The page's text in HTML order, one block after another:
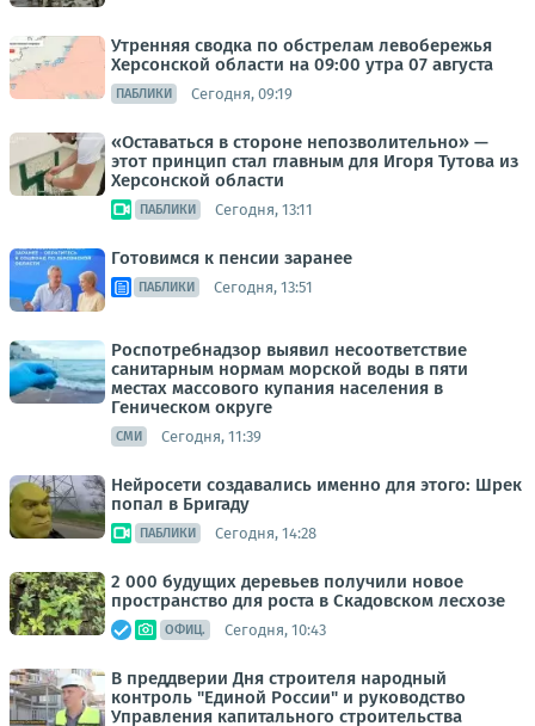
Утренняя сводка по обстрелам левобережья
Херсонской области на 09:00 утра 07 августа
ПАБЛИКИ Сегодня, 09:19
«Оставаться в стороне непозволительно» —
этот принцип стал главным для Игоря Тутова из
Херсонской области
ПАБЛИКИ Сегодня, 13:11
Готовимся к пенсии заранее
ПАБЛИКИ Сегодня, 13:51
Роспотребнадзор выявил несоответствие
санитарным нормам морской воды в пяти
местах массового купания населения в
Геническом округе
СМИ Сегодня, 11:39
Нейросети создавались именно для этого: Шрек
попал в Бригаду
ПАБЛИКИ Сегодня, 14:28
2 000 будущих деревьев получили новое
пространство для роста в Скадовском лесхозе
ОФИЦ. Сегодня, 10:43
В преддверии Дня строителя народный
контроль "Единой России" и руководство
Управления капитального строительства